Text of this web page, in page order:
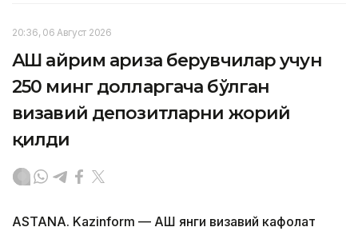
20:36, 06 Август 2026
АҚШ айрим ариза берувчилар учун
250 минг долларгача бўлган
визавий депозитларни жорий
қилди
ASTANA. Kazinform — АҚШ янги визавий кафолат